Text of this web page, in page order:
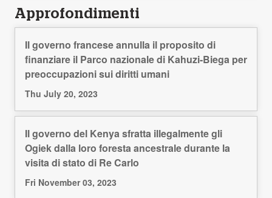
Approfondimenti
Il governo francese annulla il proposito di
finanziare il Parco nazionale di Kahuzi-Biega per
preoccupazioni sui diritti umani
Thu July 20, 2023
Il governo del Kenya sfratta illegalmente gli
Ogiek dalla loro foresta ancestrale durante la
visita di stato di Re Carlo
Fri November 03, 2023